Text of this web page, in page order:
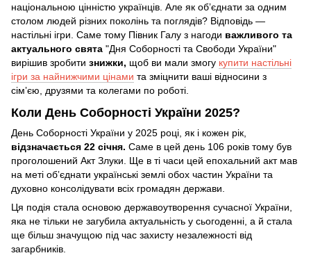
національною цінністю українців. Але як обʼєднати за одним
столом людей різних поколінь та поглядів? Відповідь —
настільні ігри. Саме тому Півник Галу з нагоди важливого та
актуального свята "Дня Соборності та Свободи України"
вирішив зробити знижки, щоб ви мали змогу купити настільні
ігри за найнижчими цінами та зміцнити ваші відносини з
сімʼєю, друзями та колегами по роботі.
Коли День Соборності України 2025?
День Соборності України у 2025 році, як і кожен рік,
відзначається 22 січня. Саме в цей день 106 років тому був
проголошений Акт Злуки. Ще в ті часи цей епохальний акт мав
на меті обʼєднати українські землі обох частин України та
духовно консолідувати всіх громадян держави.
Ця подія стала основою державоутворення сучасної України,
яка не тільки не загубила актуальність у сьогоденні, а й стала
ще більш значущою під час захисту незалежності від
загарбників.